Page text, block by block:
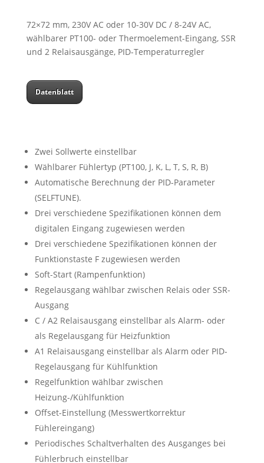
72×72 mm, 230V AC oder 10-30V DC / 8-24V AC,
wählbarer PT100- oder Thermoelement-Eingang, SSR
und 2 Relaisausgänge, PID-Temperaturregler
Datenblatt
Zwei Sollwerte einstellbar
Wählbarer Fühlertyp (PT100, J, K, L, T, S, R, B)
Automatische Berechnung der PID-Parameter
(SELFTUNE).
Drei verschiedene Spezifikationen können dem
digitalen Eingang zugewiesen werden
Drei verschiedene Spezifikationen können der
Funktionstaste F zugewiesen werden
Soft-Start (Rampenfunktion)
Regelausgang wählbar zwischen Relais oder SSR-
Ausgang
C / A2 Relaisausgang einstellbar als Alarm- oder
als Regelausgang für Heizfunktion
A1 Relaisausgang einstellbar als Alarm oder PID-
Regelausgang für Kühlfunktion
Regelfunktion wählbar zwischen
Heizung-/Kühlfunktion
Offset-Einstellung (Messwertkorrektur
Fühlereingang)
Periodisches Schaltverhalten des Ausganges bei
Fühlerbruch einstellbar